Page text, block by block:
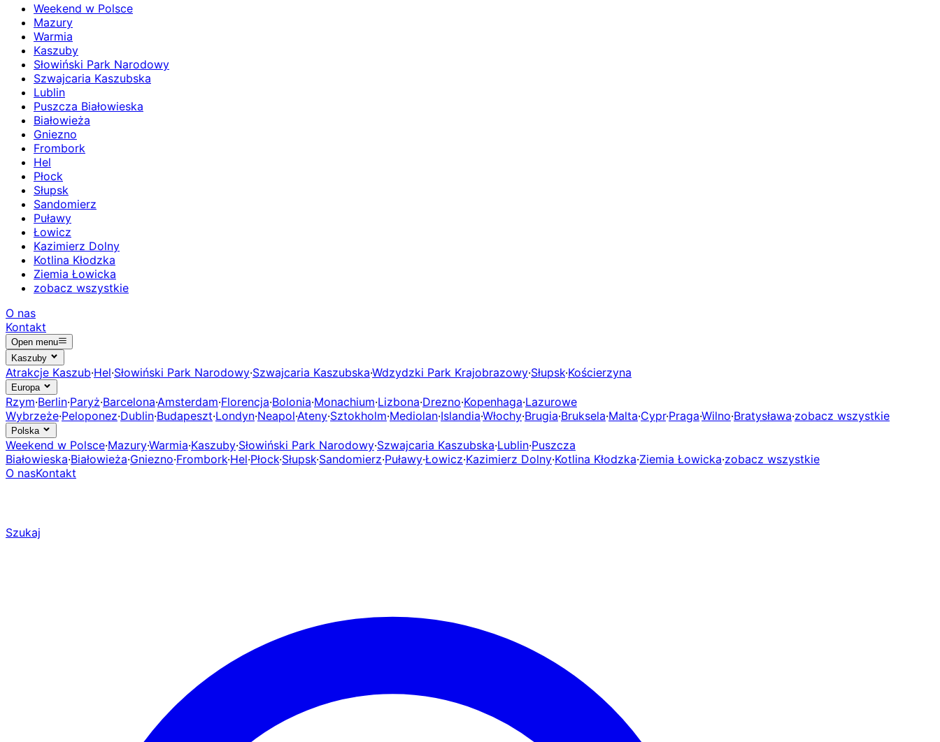
Weekend w Polsce
Mazury
Warmia
Kaszuby
Słowiński Park Narodowy
Szwajcaria Kaszubska
Lublin
Puszcza Białowieska
Białowieża
Gniezno
Frombork
Hel
Płock
Słupsk
Sandomierz
Puławy
Łowicz
Kazimierz Dolny
Kotlina Kłodzka
Ziemia Łowicka
zobacz wszystkie
O nas
Kontakt
Open menu
Kaszuby
Atrakcje Kaszub·Hel·Słowiński Park Narodowy·Szwajcaria Kaszubska·Wdzydzki Park Krajobrazowy·Słupsk·Kościerzyna
Europa
Rzym·Berlin·Paryż·Barcelona·Amsterdam·Florencja·Bolonia·Monachium·Lizbona·Drezno·Kopenhaga·Lazurowe
Wybrzeże·Peloponez·Dublin·Budapeszt·Londyn·Neapol·Ateny·Sztokholm·Mediolan·Islandia·Włochy·Brugia·Bruksela·Malta·Cypr·Praga·Wilno·Bratysława·zobacz wszystkie
Polska
Weekend w Polsce·Mazury·Warmia·Kaszuby·Słowiński Park Narodowy·Szwajcaria Kaszubska·Lublin·Puszcza
Białowieska·Białowieża·Gniezno·Frombork·Hel·Płock·Słupsk·Sandomierz·Puławy·Łowicz·Kazimierz Dolny·Kotlina Kłodzka·Ziemia Łowicka·zobacz wszystkie
O nasKontakt
Szukaj